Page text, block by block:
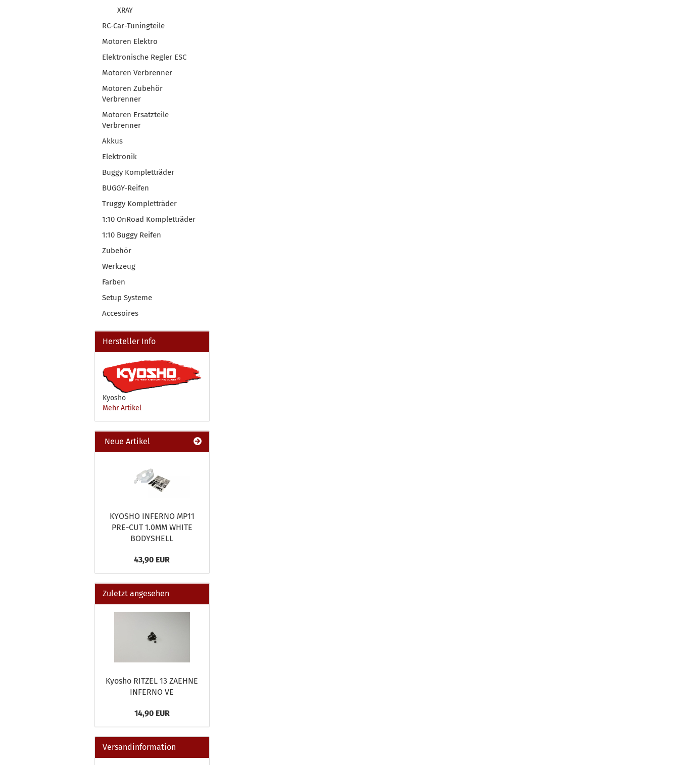
XRAY
RC-Car-Tuningteile
Motoren Elektro
Elektronische Regler ESC
Motoren Verbrenner
Motoren Zubehör
Verbrenner
Motoren Ersatzteile
Verbrenner
Akkus
Elektronik
Buggy Kompletträder
BUGGY-Reifen
Truggy Kompletträder
1:10 OnRoad Kompletträder
1:10 Buggy Reifen
Zubehör
Werkzeug
Farben
Setup Systeme
Accesoires
Hersteller Info
Kyosho
Mehr Artikel
Neue Artikel
KYOSHO INFERNO MP11
PRE-CUT 1.0MM WHITE
BODYSHELL
43,90 EUR
Zuletzt angesehen
Kyosho RITZEL 13 ZAEHNE
INFERNO VE
14,90 EUR
Versandinformation